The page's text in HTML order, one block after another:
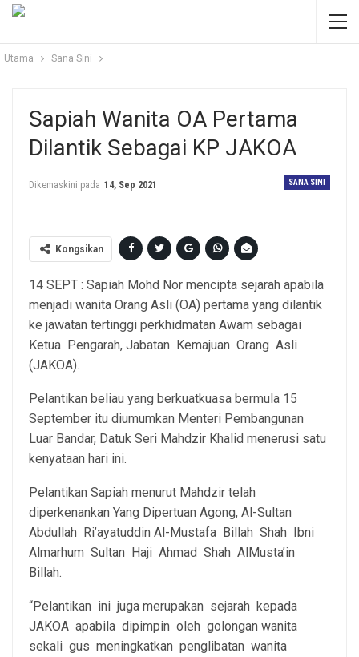
Utama Sana Sini
Sapiah Wanita OA Pertama
Dilantik Sebagai KP JAKOA
SANA SINI
Dikemaskini pada 14, Sep 2021
Kongsikan
14 SEPT : Sapiah Mohd Nor mencipta sejarah apabila
menjadi wanita Orang Asli (OA) pertama yang dilantik
ke jawatan tertinggi perkhidmatan Awam sebagai
Ketua Pengarah, Jabatan Kemajuan Orang Asli
(JAKOA).
Pelantikan beliau yang berkuatkuasa bermula 15
September itu diumumkan Menteri Pembangunan
Luar Bandar, Datuk Seri Mahdzir Khalid menerusi satu
kenyataan hari ini.
Pelantikan Sapiah menurut Mahdzir telah
diperkenankan Yang Dipertuan Agong, Al-Sultan
Abdullah Ri’ayatuddin Al-Mustafa Billah Shah Ibni
Almarhum Sultan Haji Ahmad Shah AlMusta’in
Billah.
“Pelantikan ini juga merupakan sejarah kepada
JAKOA apabila dipimpin oleh golongan wanita
sekali gus meningkatkan penglibatan wanita